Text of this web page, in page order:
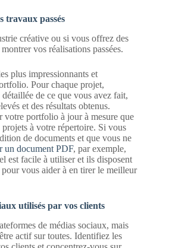
travaux passés
créative ou si vous offrez des
vos réalisations passées.
plus impressionnants et
Pour chaque projet,
de ce que vous avez fait,
et des résultats obtenus.
votre portfolio à jour à mesure que
à votre répertoire. Si vous
de documents et que vous ne
un document PDF, par exemple,
est facile à utiliser et ils disposent
vous aider à en tirer le meilleur
utilisés par vos clients
de médias sociaux, mais
actif sur toutes. Identifiez les